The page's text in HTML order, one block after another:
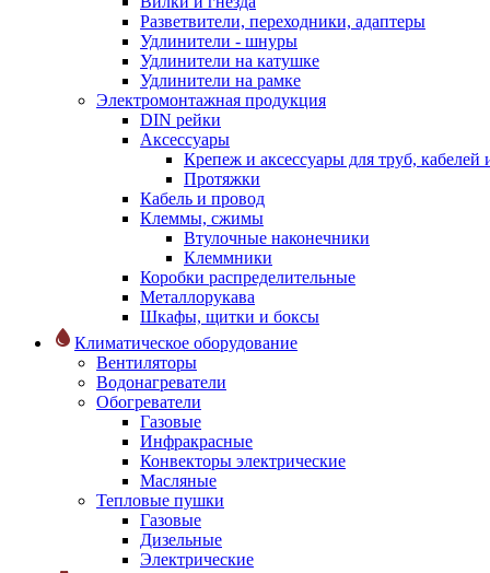
Разветвители, переходники, адаптеры
Удлинители - шнуры
Удлинители на катушке
Удлинители на рамке
Электромонтажная продукция
DIN рейки
Аксессуары
Крепеж и аксессуары для труб, кабелей
Протяжки
Кабель и провод
Клеммы, сжимы
Втулочные наконечники
Клеммники
Коробки распределительные
Металлорукава
Шкафы, щитки и боксы
Климатическое оборудование
Вентиляторы
Водонагреватели
Обогреватели
Газовые
Инфракрасные
Конвекторы электрические
Масляные
Тепловые пушки
Газовые
Дизельные
Электрические